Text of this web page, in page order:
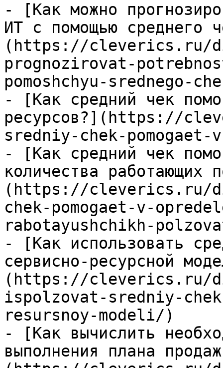
- [Как можно
ИТ с помощью среднего
(https://cleverics.ru/
prognozirovat-
pomoshchyu-srednego-
- [Как средний чек
ресурсов?](https://
sredniy-chek-
- [Как средний чек
количества работающих
(https://cleverics.ru/
chek-pomogaet-v-
rabotayushchikh-
- [Как использовать
сервисно-ресурсной
(https://cleverics.ru/
ispolzovat-sredniy-
resursnoy-modeli/)
- [Как вычислить
выполнения плана